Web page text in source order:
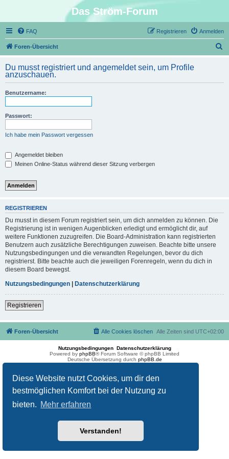
Diese Website nutzt Cookies, um dir den
bestmöglichen Komfort bei der Nutzung zu
bieten. Mehr erfahren
Verstanden!
Das Ström-Forum
FAQ Anmelden
Registrieren
Foren-Übersicht
h
Du musst registriert und angemeldet sein, um Profile
anzuschauen.
Benutzername:
Passwort:
Ich habe mein Passwort vergessen
Angemeldet bleiben
Meinen Online-Status während dieser Sitzung verbergen
REGISTRIEREN
Du musst in diesem Forum registriert sein, um dich anmelden zu können. Die
Registrierung ist in wenigen Augenblicken erledigt und ermöglicht dir, auf
weitere Funktionen zuzugreifen. Die Board-Administration kann registrierten
Benutzern auch zusätzliche Berechtigungen zuweisen. Beachte bitte unsere
Nutzungsbedingungen und die verwandten Regelungen, bevor du dich
registrierst. Bitte beachte auch die jeweiligen Forenregeln, wenn du dich in
diesem Board bewegst.
Nutzungsbedingungen | Datenschutzerklärung
Registrieren
Foren-Übersicht Alle Zeiten sind UTC+02:00
Alle Cookies löschen
Nutzungsbedingungen Datenschutzerklärung
Powered by phpBB® Forum Software © phpBB Limited
Deutsche Übersetzung durch phpBB.de